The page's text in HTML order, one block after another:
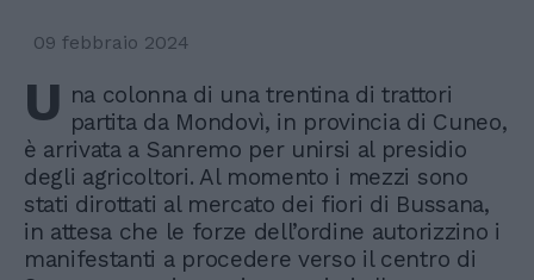
09 febbraio 2024
U na colonna di una trentina di trattori
partita da Mondovì, in provincia di Cuneo,
è arrivata a Sanremo per unirsi al presidio
degli agricoltori. Al momento i mezzi sono
stati dirottati al mercato dei fiori di Bussana,
in attesa che le forze dell’ordine autorizzino i
manifestanti a procedere verso il centro di